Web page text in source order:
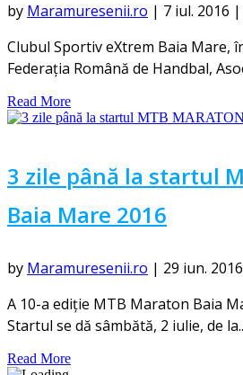
by Maramuresenii.ro | 7 iul. 2016 |
Clubul Sportiv eXtrem Baia Mare,
Federația Română de Handbal,
Read More
3 zile până la startul
Baia Mare 2016
by Maramuresenii.ro | 29 iun. 2016
A 10-a ediție MTB Maraton Baia
Startul se dă sâmbătă, 2 iulie, de
Read More